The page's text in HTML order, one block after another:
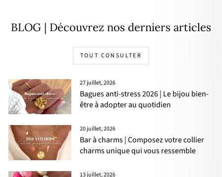
BLOG | Découvrez nos derniers articles
TOUT CONSULTER
27 juillet, 2026
Bagues anti-stress 2026 | Le bijou bien-
être à adopter au quotidien
20 juillet, 2026
Bar à charms | Composez votre collier
charms unique qui vous ressemble
13 juillet, 2026